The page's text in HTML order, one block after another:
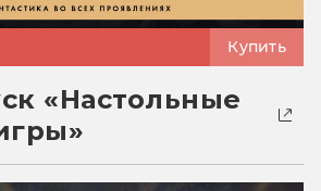
Купить
«Настольные